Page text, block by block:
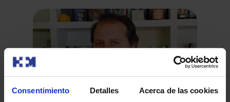
Consentimiento Detalles Acerca de las cookies